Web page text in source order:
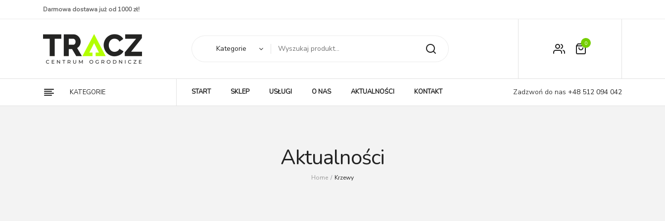
Darmowa dostawa już od 1000 zł!
Moje konto
0
Kategorie
KATEGORIE START SKLEP USŁUGI O NAS AKTUALNOŚCI KONTAKT Zadzwoń do nas +48 512 094 042
Aktualności
Home / Krzewy